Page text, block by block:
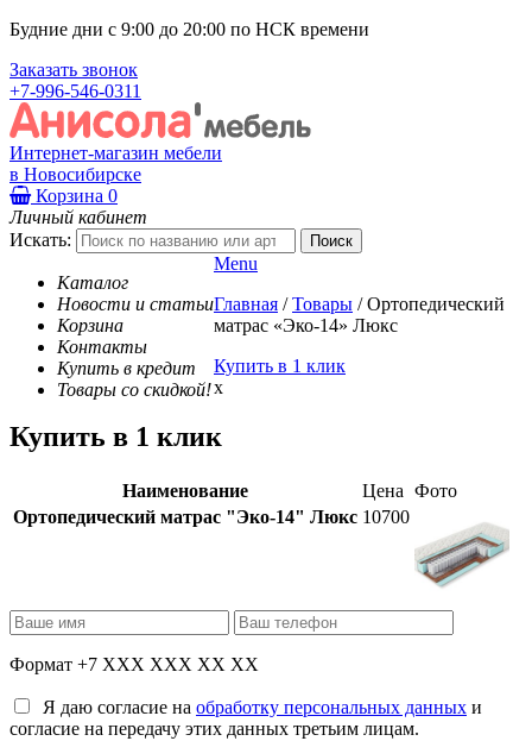
Будние дни с 9:00 до 20:00 по НСК времени
Заказать звонок
+7-996-546-0311
Интернет-магазин мебели
в Новосибирске
Корзина 0
Личный кабинет
Искать:
Каталог
Новости и статьи
Корзина
Контакты
Купить в кредит
Товары со скидкой!
Menu
Главная / Товары / Ортопедический
матрас «Эко-14» Люкс
Купить в 1 клик
x
Купить в 1 клик
Наименование Цена Фото
Ортопедический матрас "Эко-14" Люкс 10700
Формат +7 XXX XXX XX XX
Я даю согласие на обработку персональных данных и
согласие на передачу этих данных третьим лицам.